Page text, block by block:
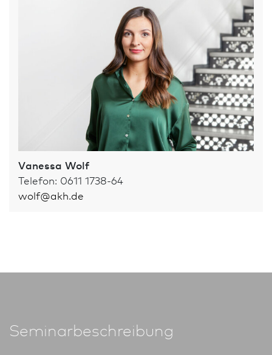
Vanessa Wolf
Telefon: 0611 1738-64
wolf@akh.de
Seminarbeschreibung